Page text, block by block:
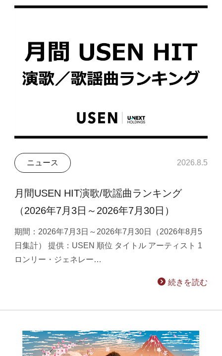
ニュース 2026.8.5
月間USEN HIT演歌/歌謡曲ランキング
（2026年7月3日～2026年7月30日）
期間：2026年7月3日～2026年7月30日（2026年8月5
日集計） 提供：USEN 順位 タイトル アーティスト 1
ロンリー・ジェネレー…
続きを読む